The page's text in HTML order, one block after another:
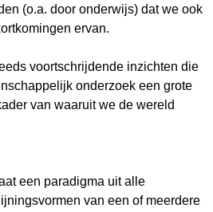
(o.a. door onderwijs) dat we ook
ervan.
voortschrijdende inzichten die
onderzoek een grote
van waaruit we de wereld
een paradigma uit alle
van een of meerdere